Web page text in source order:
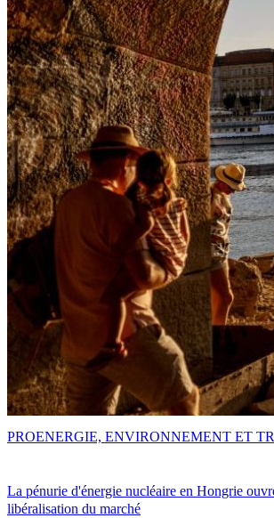
La pénurie d'énergie nucléaire en Hongrie
libéralisation du marché
PROENERGIE, ENVIRONNEMENT ET